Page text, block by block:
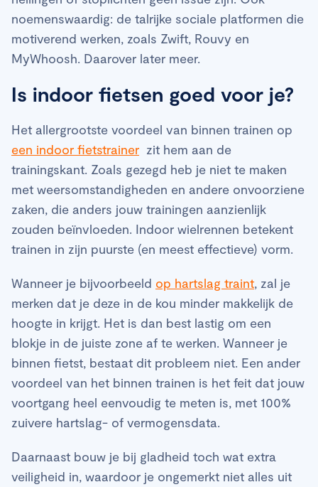
noemenswaardig: de talrijke sociale platformen die
motiverend werken, zoals Zwift, Rouvy en
MyWhoosh. Daarover later meer.
Is indoor fietsen goed voor je?
Het allergrootste voordeel van binnen trainen op
een indoor fietstrainer zit hem aan de
trainingskant. Zoals gezegd heb je niet te maken
met weersomstandigheden en andere onvoorziene
zaken, die anders jouw trainingen aanzienlijk
zouden beïnvloeden. Indoor wielrennen betekent
trainen in zijn puurste (en meest effectieve) vorm.
Wanneer je bijvoorbeeld op hartslag traint, zal je
merken dat je deze in de kou minder makkelijk de
hoogte in krijgt. Het is dan best lastig om een
blokje in de juiste zone af te werken. Wanneer je
binnen fietst, bestaat dit probleem niet. Een ander
voordeel van het binnen trainen is het feit dat jouw
voortgang heel eenvoudig te meten is, met 100%
zuivere hartslag- of vermogensdata.
Daarnaast bouw je bij gladheid toch wat extra
veiligheid in, waardoor je ongemerkt niet alles uit